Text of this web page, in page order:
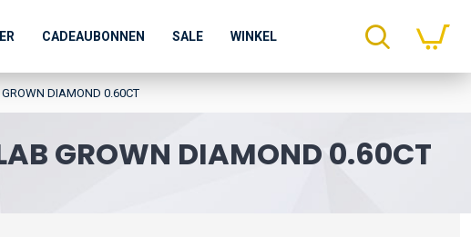
CADEAUBONNEN SALE WINKEL
DIAMOND 0.60CT
GROWN DIAMOND 0.60CT